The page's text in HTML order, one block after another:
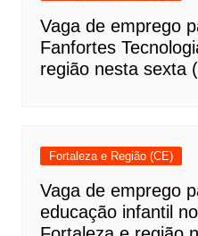
Vaga de emprego
Fanfortes
região nesta sexta
Fortaleza e Região (CE)
Vaga de emprego
educação infantil